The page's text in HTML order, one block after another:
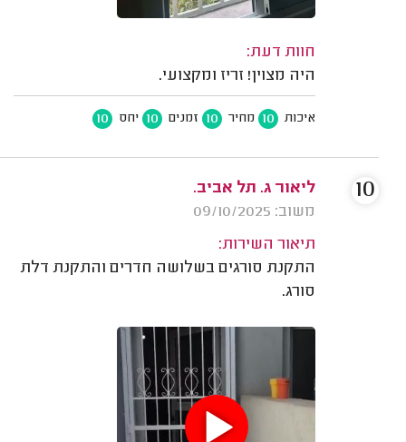
חוות דעת:
היה מצוין! זריז ומקצועי.
איכות 10 מחיר 10 זמנים 10 יחס 10
ליאור ג. תל אביב.
משוב: 09/10/2025
תיאור השירות:
התקנת סורגים בשלושה חדרים והתקנת דלת
סורג.
10